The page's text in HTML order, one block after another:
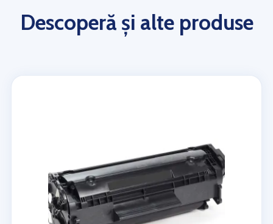
Descoperă și alte produse